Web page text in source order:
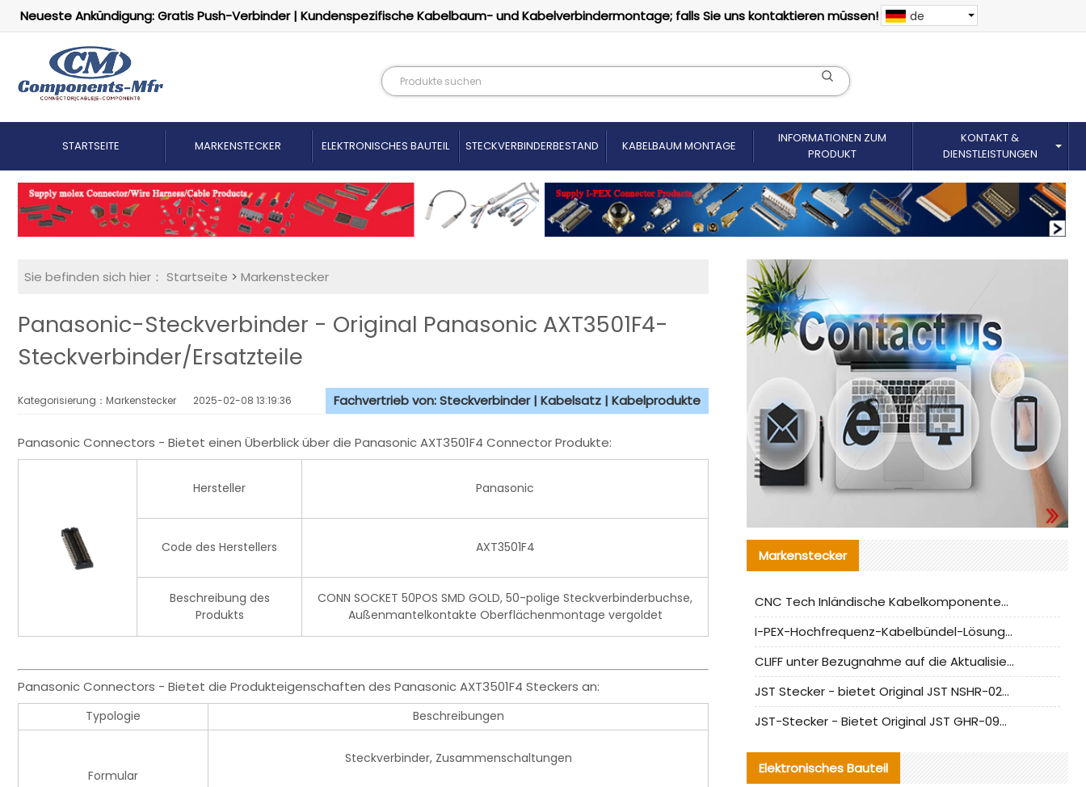
Neueste Ankündigung: Gratis Push-Verbinder | Kundenspezifische Kabelbaum- und Kabelverbindermontage; falls Sie uns kontaktieren müssen! de
STARTSEITE MARKENSTECKER ELEKTRONISCHES BAUTEIL STECKVERBINDERBESTAND KABELBAUM MONTAGE
INFORMATIONEN ZUM
PRODUKT
KONTAKT &
DIENSTLEISTUNGEN
Sie befinden sich hier： Startseite > Markenstecker
Panasonic-Steckverbinder - Original Panasonic AXT3501F4-
Steckverbinder/Ersatzteile
Kategorisierung：Markenstecker 2025-02-08 13:19:36 Fachvertrieb von: Steckverbinder | Kabelsatz | Kabelprodukte
Panasonic Connectors - Bietet einen Überblick über die Panasonic AXT3501F4 Connector Produkte:
Hersteller Panasonic
Code des Herstellers AXT3501F4
Beschreibung des
Produkts
CONN SOCKET 50POS SMD GOLD, 50-polige Steckverbinderbuchse,
Außenmantelkontakte Oberflächenmontage vergoldet
Panasonic Connectors - Bietet die Produkteigenschaften des Panasonic AXT3501F4 Steckers an:
Typologie Beschreibungen
Formular
Steckverbinder, Zusammenschaltungen
Markenstecker
CNC Tech Inländische Kabelkomponentenbewertung und Massenproduktionsanpassungsanleitung
I-PEX-Hochfrequenz-Kabelbündel-Lösung für die heimische Produktion analysiert
CLIFF unter Bezugnahme auf die Aktualisierung der chinesischen Stecker-Testnormen
JST Stecker - bietet Original JST NSHR-02V-S Stecker und Ersatzteile an
JST-Stecker - Bietet Original JST GHR-09V-S Stecker und Ersatzteile an
Elektronisches Bauteil